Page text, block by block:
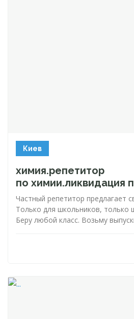
Киев
химия.репетитор
по химии.ликвидация
Частный репетитор предлагает
Только для школьников, только
Беру любой класс. Возьму